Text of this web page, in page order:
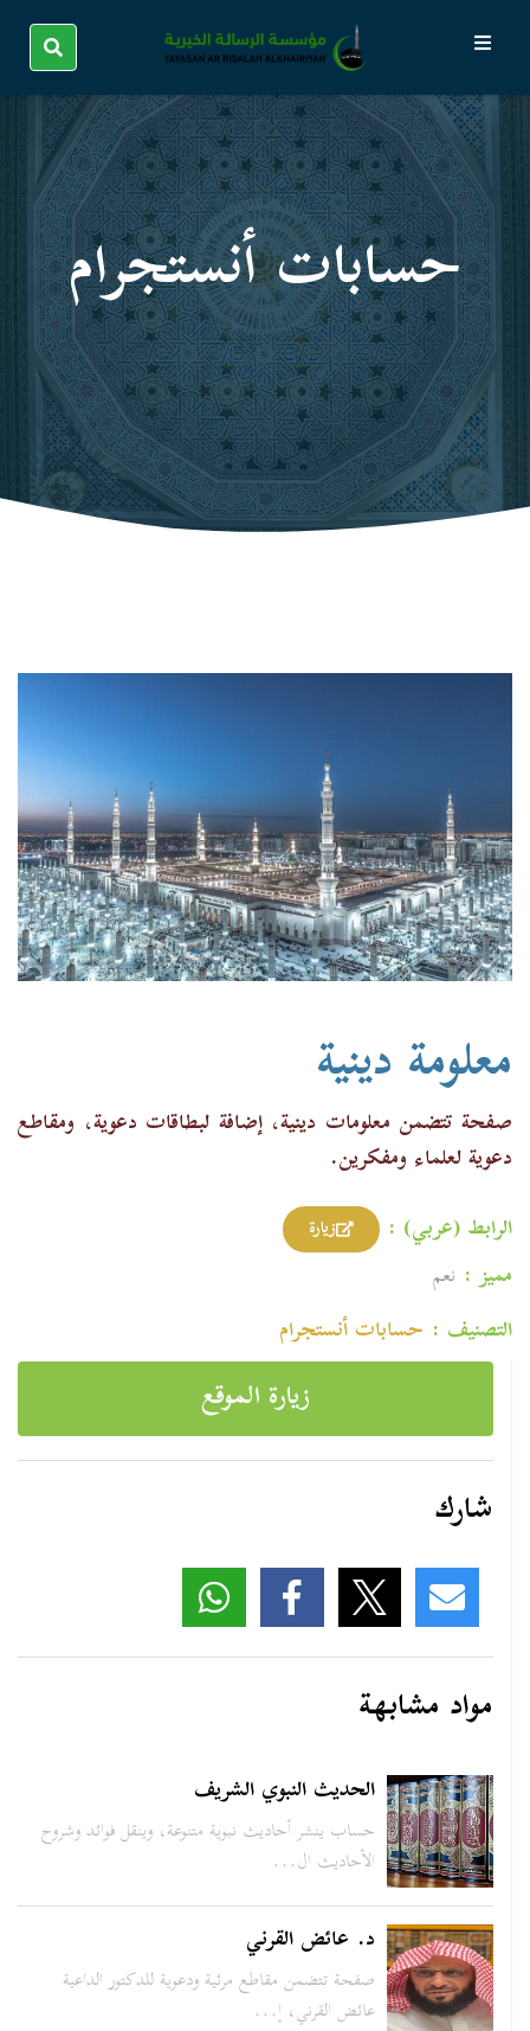
حسابات أنستجرام
معلومة دينية
صفحة تتضمن معلومات دينية، إضافة لبطاقات دعوية، ومقاطع
دعوية لعلماء ومفكرين.
الرابط (عربي) :
زيارة
مميز : نعم
التصنيف : حسابات أنستجرام
زيارة الموقع
شارك
مواد مشابهة
الحديث النبوي الشريف
حساب ينشر أحاديث نبوية متنوعة، وينقل فوائد وشروح
الأحاديث ال...
د. عائض القرني
صفحة تتضمن مقاطع مرئية ودعوية للدكتور الداعية
عائض القرني، إ...